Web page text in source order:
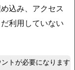
込み、アクセス
利用していない
トが必要になります